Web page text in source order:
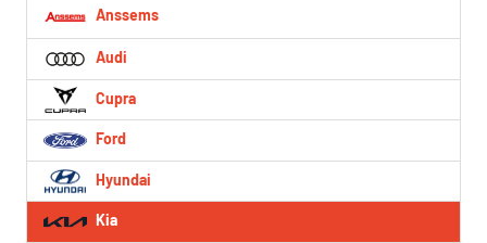
Anssems
Audi
Cupra
Ford
Hyundai
Kia